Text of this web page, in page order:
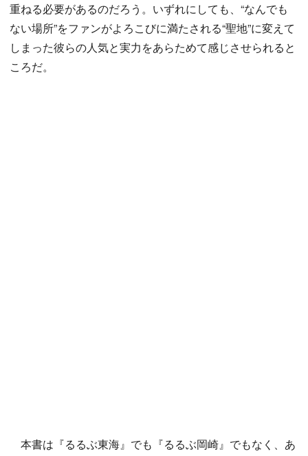
重ねる必要があるのだろう。いずれにしても、“なんでも
ない場所”をファンがよろこびに満たされる“聖地”に変えて
しまった彼らの人気と実力をあらためて感じさせられると
ころだ。
本書は『るるぶ東海』でも『るるぶ岡崎』でもなく、あ